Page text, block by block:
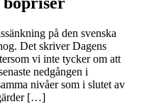
på den svenska
Det skriver Dagens
vi inte tycker om att
nedgången i
nivåer som i slutet av
[…]